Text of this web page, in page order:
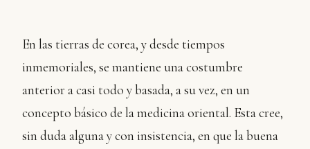
En las tierras de corea, y desde tiempos
inmemoriales, se mantiene una costumbre
anterior a casi todo y basada, a su vez, en un
concepto básico de la medicina oriental. Esta cree,
sin duda alguna y con insistencia, en que la buena